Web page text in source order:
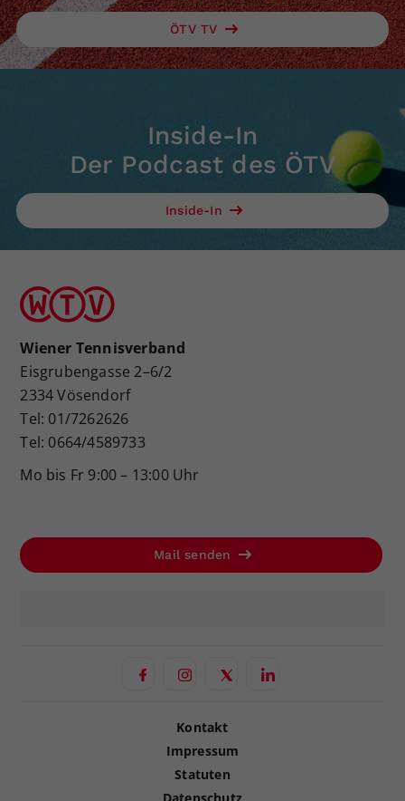
ÖTV TV
Inside-In
Der Podcast des ÖTV
Inside-In
Wiener Tennisverband
Eisgrubengasse 2–6/2
2334 Vösendorf
Tel: 01/7262626
Tel: 0664/4589733
Mo bis Fr 9:00 – 13:00 Uhr
Mail senden
Kontakt
Impressum
Statuten